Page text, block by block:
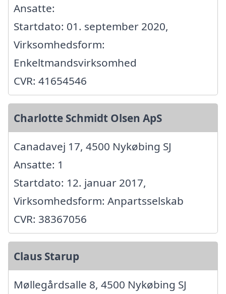
Ansatte:
Startdato: 01. september 2020,
Virksomhedsform:
Enkeltmandsvirksomhed
CVR: 41654546
Charlotte Schmidt Olsen ApS
Canadavej 17, 4500 Nykøbing SJ
Ansatte: 1
Startdato: 12. januar 2017,
Virksomhedsform: Anpartsselskab
CVR: 38367056
Claus Starup
Møllegårdsalle 8, 4500 Nykøbing SJ